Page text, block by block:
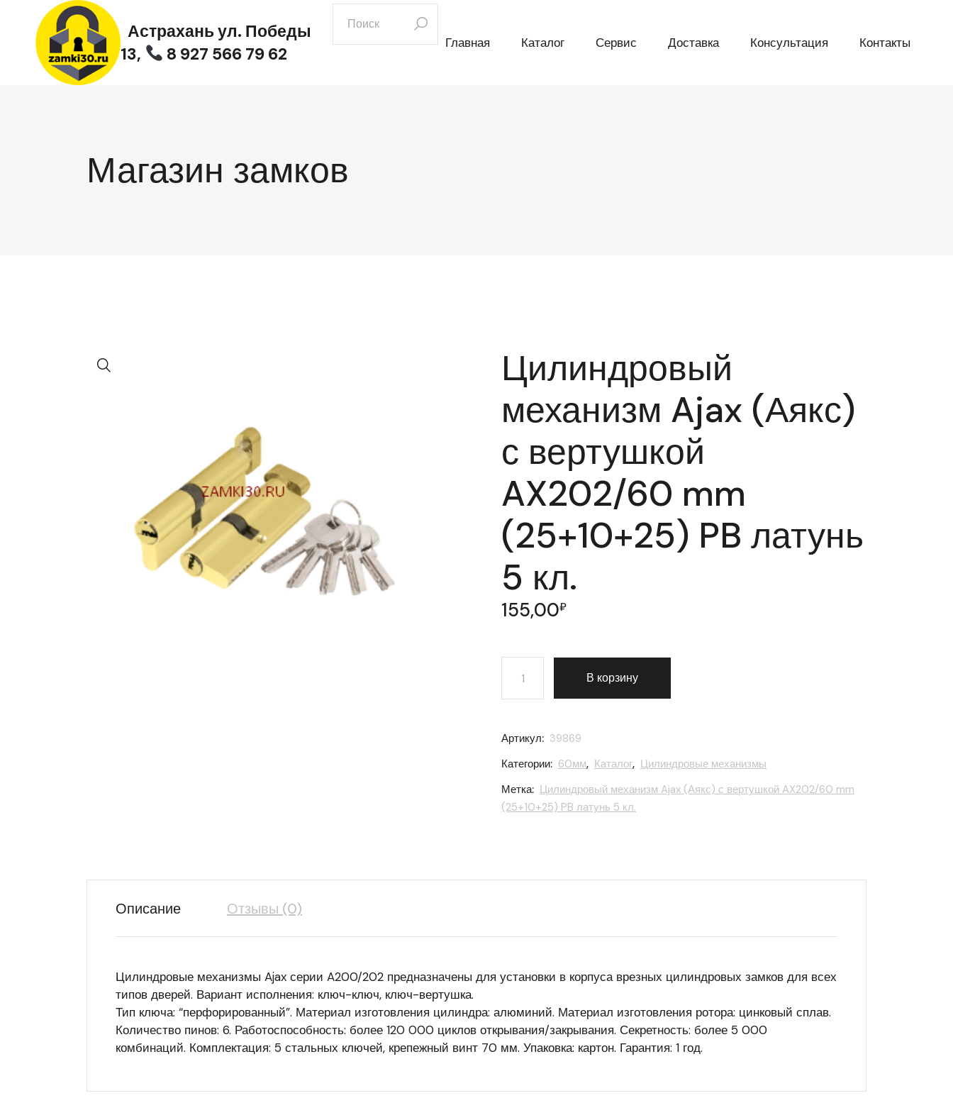
содержимому
Астрахань ул. Победы
13,
8 927 566 79 62
искать:
Главная Каталог Сервис Доставка Консультация Контакты
Магазин замков
Цилиндровый
механизм Ajax (Аякс)
с вертушкой
AX202/60 mm
(25+10+25) PB латунь
5 кл.
155,00₽
Количество товара Цилиндровый механизм Ajax (Аякс) с вертушкой AX202/60 mm
В корзину
Артикул: 39869
Категории: 60мм, Каталог, Цилиндровые механизмы
Метка: Цилиндровый механизм Ajax (Аякс) с вертушкой AX202/60 mm
(25+10+25) PB латунь 5 кл.
Описание Отзывы (0)
Цилиндровые механизмы Ajax серии A200/202 предназначены для установки в корпуса врезных цилиндровых замков для всех
типов дверей. Вариант исполнения: ключ-ключ, ключ-вертушка.
Тип ключа: “перфорированный”. Материал изготовления цилиндра: алюминий. Материал изготовления ротора: цинковый сплав.
Количество пинов: 6. Работоспособность: более 120 000 циклов открывания/закрывания. Секретность: более 5 000
комбинаций. Комплектация: 5 стальных ключей, крепежный винт 70 мм. Упаковка: картон. Гарантия: 1 год.